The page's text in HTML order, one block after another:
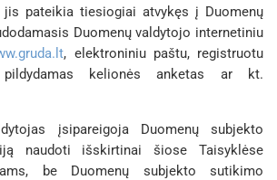
jis pateikia tiesiogiai atvykęs į Duomenų
Duomenų valdytojo internetiniu
, elektroniniu paštu, registruotu
kelionės anketas ar kt.
įsipareigoja Duomenų subjekto
naudoti išskirtinai šiose Taisyklėse
be Duomenų subjekto sutikimo